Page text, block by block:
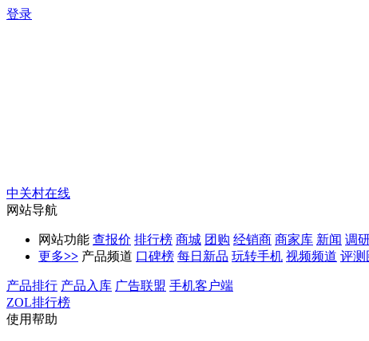
登录
中关村在线
网站导航
网站功能 查报价 排行榜 商城 团购 经销商 商家库 新闻 调
更多>> 产品频道 口碑榜 每日新品 玩转手机 视频频道 评测
产品排行 产品入库 广告联盟 手机客户端
ZOL排行榜
使用帮助